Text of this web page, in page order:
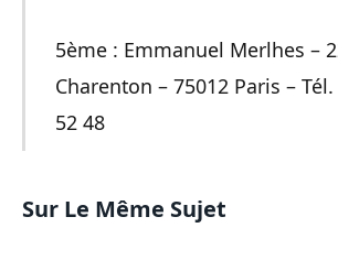
5ème : Emmanuel Merlhes –
Charenton – 75012 Paris –
52 48
Sur Le Même Sujet